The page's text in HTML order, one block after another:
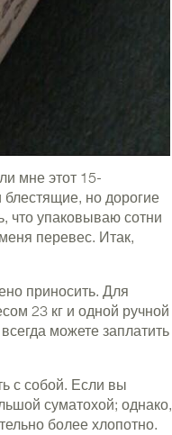
мне этот 15-
но дорогие
что упаковываю сотни
перевес. Итак,
приносить. Для
23 кг и одной ручной
можете заплатить
с собой. Если вы
суматохой; однако,
более хлопотно.